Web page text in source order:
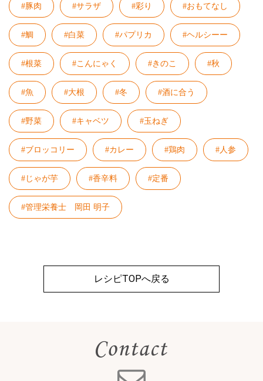
#豚肉 #サラザ #彩り #おもてなし
#鯛 #白菜 #パプリカ #ヘルシーー
#根菜 #こんにゃく #きのこ #秋
#魚 #大根 #冬 #酒に合う
#野菜 #キャベツ #玉ねぎ
#ブロッコリー #カレー #鶏肉 #人参
#じゃが芋 #香辛料 #定番
#管理栄養士 岡田 明子
レシピTOPへ戻る